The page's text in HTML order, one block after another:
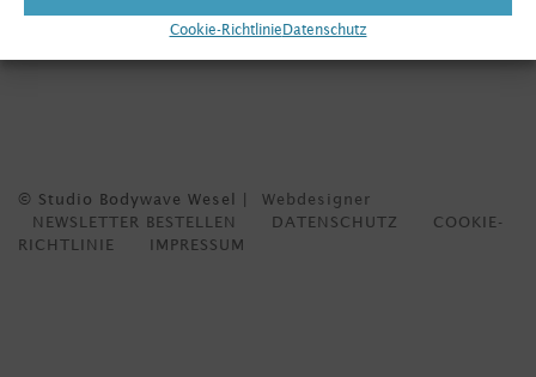
Cookie-RichtlinieDatenschutz
© Studio Bodywave Wesel |
Webdesigner
NEWSLETTER BESTELLEN
DATENSCHUTZ
COOKIE-
RICHTLINIE
IMPRESSUM